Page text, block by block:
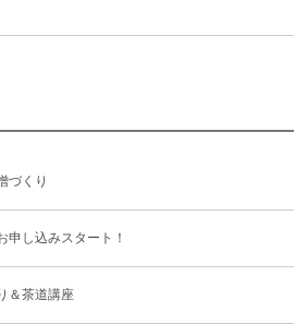
づくり
申し込みスタート！
＆茶道講座